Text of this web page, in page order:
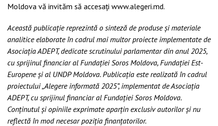
Moldova vă invităm să accesați www.alegeri.md.
Această publicație reprezintă o sinteză de produse și materiale
analitice elaborate în cadrul mai multor proiecte implementate de
Asociația ADEPT, dedicate scrutinului parlamentar din anul 2025,
cu sprijinul financiar al Fundației Soros Moldova, Fundației Est-
Europene și al UNDP Moldova. Publicația este realizată în cadrul
proiectului „Alegere informată 2025”, implementat de Asociația
ADEPT, cu sprijinul financiar al Fundației Soros Moldova.
Conținutul și opiniile exprimate aparțin exclusiv autorilor și nu
reflectă în mod necesar poziția finanțatorilor.